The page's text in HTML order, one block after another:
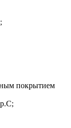
покрытием